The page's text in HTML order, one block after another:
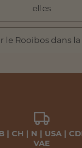
elles
le Rooibos dans
| CH | N | USA |
VAE